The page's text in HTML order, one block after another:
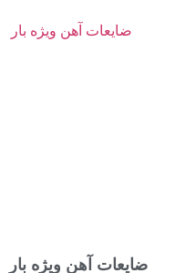
ضایعات آهن ویژه بار